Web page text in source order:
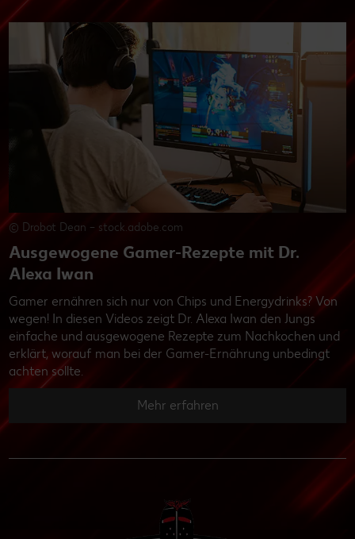
© Drobot Dean – stock.adobe.com
Ausgewogene Gamer-Rezepte mit Dr.
Alexa Iwan
Gamer ernähren sich nur von Chips und Energydrinks? Von
wegen! In diesen Videos zeigt Dr. Alexa Iwan den Jungs
einfache und ausgewogene Rezepte zum Nachkochen und
erklärt, worauf man bei der Gamer-Ernährung unbedingt
achten sollte.
Mehr erfahren